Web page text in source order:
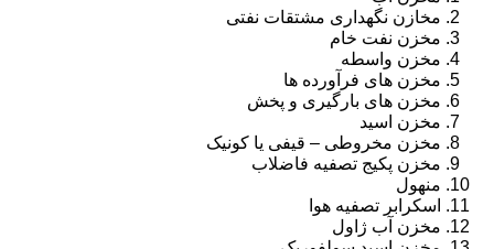
مخازن نگهداری مشتقات نفتی
مخزن نفت خام
مخزن واسطه
مخزن های فرآورده ها
مخزن های بارگیری و پخش
مخزن اسید
مخزن مخروطی – قیفی یا کونیک
مخزن پکیج تصفیه فاضلاب
منهول
اسکرابر تصفیه هوا
مخزن آب ژاول